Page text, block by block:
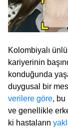
Kolombiyalı
kariyerinin
konduğunda
duygusal bir
verilere göre, bu
ve genellikle
ki hastaların